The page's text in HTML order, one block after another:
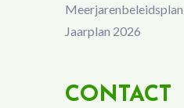
Meerjarenbeleidsplan
Jaarplan 2026
CONTACT